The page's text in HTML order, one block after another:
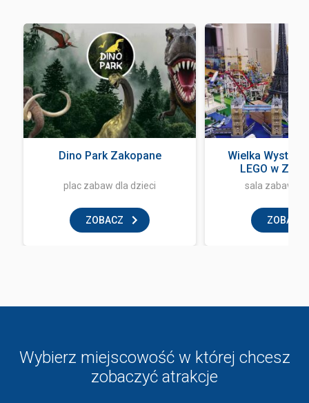
Dino Park Zakopane
plac zabaw dla dzieci
ZOBACZ
Wielka
LEGO w
sala zabaw
ZOBACZ
Wybierz miejscowość w której chcesz
zobaczyć atrakcje